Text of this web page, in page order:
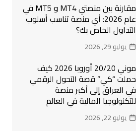
مقارنة بين منصتي MT4 و MT5 في
عام 2026: أي منصة تناسب أسلوب
التداول الخاص بك؟
يوليو 29, 2026
موني 20/20 أوروبا 2026 كيف
حملت “كي” قصة التحول الرقمي
في العراق إلى أكبر منصة
للتكنولوجيا المالية في العالم
يوليو 22, 2026